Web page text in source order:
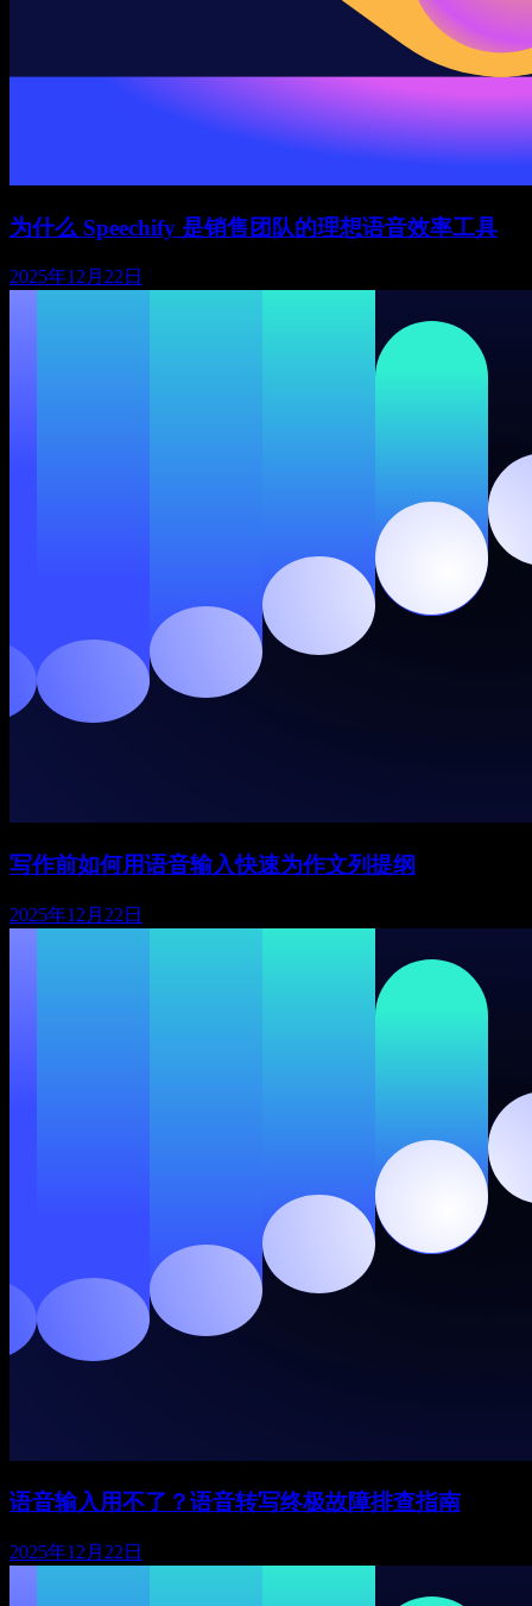
为什么 Speechify 是销售团队的理想语音效率工具
2025年12月22日
写作前如何用语音输入快速为作文列提纲
2025年12月22日
语音输入用不了？语音转写终极故障排查指南
2025年12月22日